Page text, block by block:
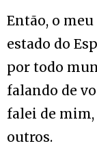
Então, o
estado do
por todo
falando de
falei de mim,
outros.